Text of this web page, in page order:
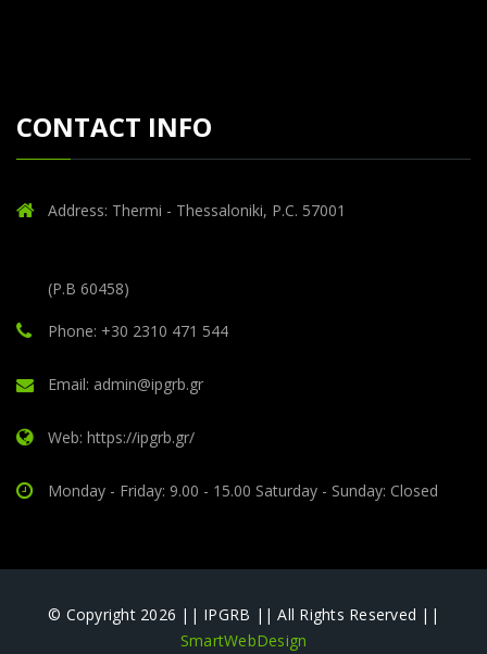
CONTACT INFO
Address: Thermi - Thessaloniki, P.C. 57001
(P.B 60458)
Phone: +30 2310 471 544
Email: admin@ipgrb.gr
Web: https://ipgrb.gr/
Monday - Friday: 9.00 - 15.00 Saturday - Sunday: Closed
© Copyright 2026 || IPGRB || All Rights Reserved ||
SmartWebDesign